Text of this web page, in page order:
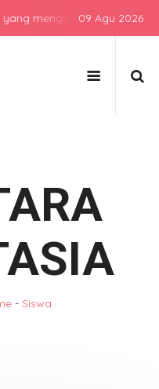
menghasilkan lulusan
09 Agu 2026
- Siswa